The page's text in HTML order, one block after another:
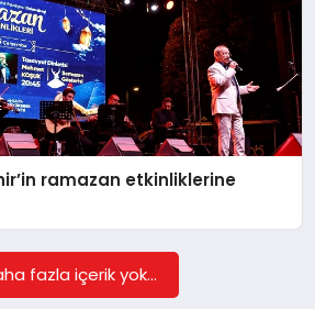
ramazan etkinliklerine
fazla içerik yok...